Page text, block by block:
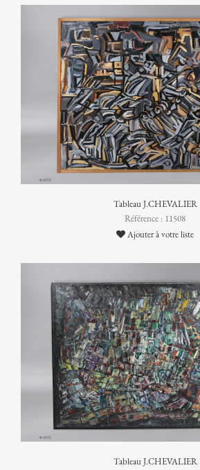
Tableau J.CHEVALIER
Référence : 11508
Ajouter à votre liste
Tableau J.CHEVALIER